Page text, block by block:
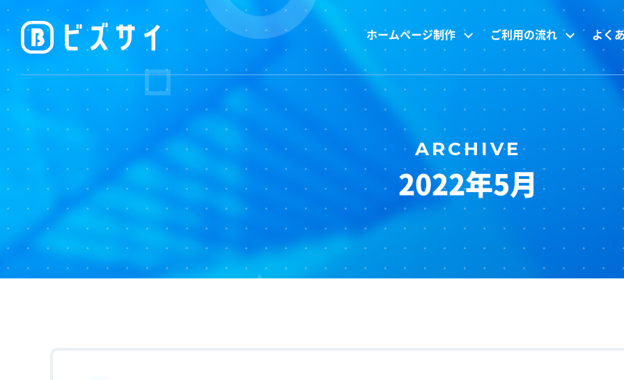
ホームページ制作 ご利用の流れ よく
2022年5月